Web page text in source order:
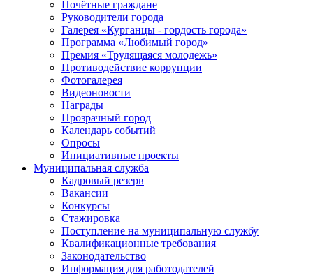
Почётные граждане
Руководители города
Галерея «Курганцы - гордость города»
Программа «Любимый город»
Премия «Трудящаяся молодежь»
Противодействие коррупции
Фотогалерея
Видеоновости
Награды
Прозрачный город
Календарь событий
Опросы
Инициативные проекты
Муниципальная служба
Кадровый резерв
Вакансии
Конкурсы
Стажировка
Поступление на муниципальную службу
Квалификационные требования
Законодательство
Информация для работодателей